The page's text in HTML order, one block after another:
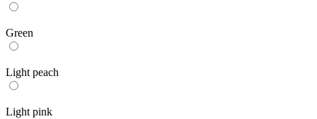
Green
Light peach
Light pink